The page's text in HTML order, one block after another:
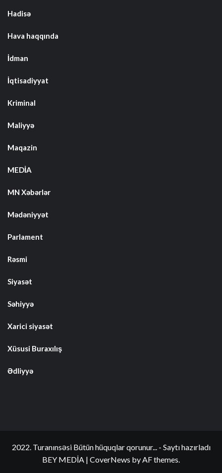
Hadisə
Hava haqqında
İdman
İqtisadiyyat
Kriminal
Maliyyə
Maqazin
MEDİA
MN Xəbərlər
Mədəniyyət
Parlament
Rəsmi
Siyasət
Səhiyyə
Xarici siyasət
Xüsusi Buraxılış
Ədliyyə
2022. Turanınsəsi Bütün hüquqlar qorunur... - Saytı hazırladı
BEY MEDİA | CoverNews by AF themes.